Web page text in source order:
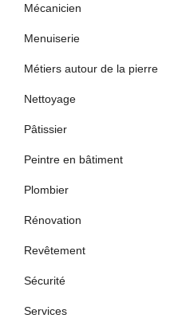
Mécanicien
Menuiserie
Métiers autour de la pierre
Nettoyage
Pâtissier
Peintre en bâtiment
Plombier
Rénovation
Revêtement
Sécurité
Services